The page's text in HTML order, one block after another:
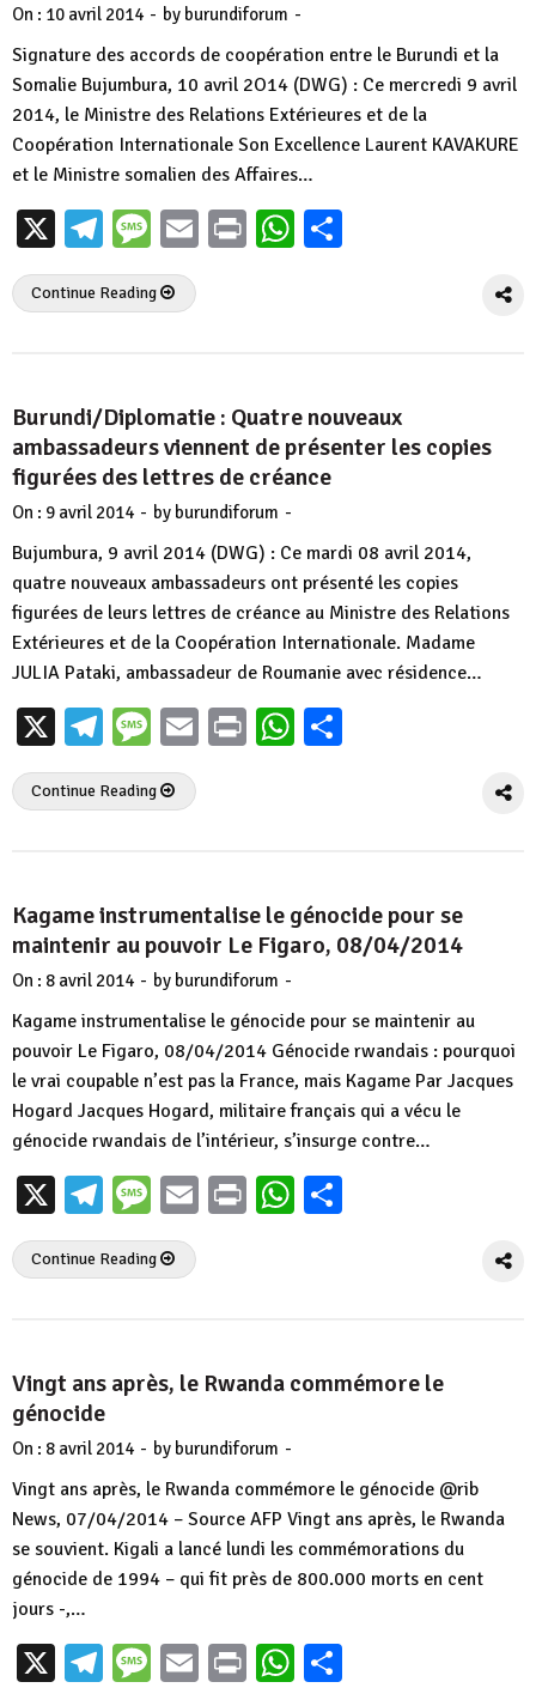
On : 10 avril 2014 - by burundiforum -
Signature des accords de coopération entre le Burundi et la
Somalie Bujumbura, 10 avril 2O14 (DWG) : Ce mercredi 9 avril
2014, le Ministre des Relations Extérieures et de la
Coopération Internationale Son Excellence Laurent KAVAKURE
et le Ministre somalien des Affaires…
X Telegram
Message
EmailPrintWhatsApp
Continue Reading
Burundi/Diplomatie : Quatre nouveaux
ambassadeurs viennent de présenter les copies
figurées des lettres de créance
On : 9 avril 2014 - by burundiforum -
Bujumbura, 9 avril 2014 (DWG) : Ce mardi 08 avril 2014,
quatre nouveaux ambassadeurs ont présenté les copies
figurées de leurs lettres de créance au Ministre des Relations
Extérieures et de la Coopération Internationale. Madame
JULIA Pataki, ambassadeur de Roumanie avec résidence…
X Telegram
Message
EmailPrintWhatsApp
Continue Reading
Kagame instrumentalise le génocide pour se
maintenir au pouvoir Le Figaro, 08/04/2014
On : 8 avril 2014 - by burundiforum -
Kagame instrumentalise le génocide pour se maintenir au
pouvoir Le Figaro, 08/04/2014 Génocide rwandais : pourquoi
le vrai coupable n’est pas la France, mais Kagame Par Jacques
Hogard Jacques Hogard, militaire français qui a vécu le
génocide rwandais de l’intérieur, s’insurge contre…
X Telegram
Message
EmailPrintWhatsApp
Continue Reading
Vingt ans après, le Rwanda commémore le
génocide
On : 8 avril 2014 - by burundiforum -
Vingt ans après, le Rwanda commémore le génocide @rib
News, 07/04/2014 – Source AFP Vingt ans après, le Rwanda
se souvient. Kigali a lancé lundi les commémorations du
génocide de 1994 – qui fit près de 800.000 morts en cent
jours -,…
X Telegram
Message
EmailPrintWhatsApp